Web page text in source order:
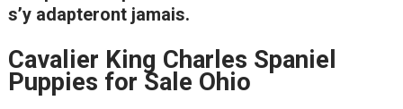
s’y adapteront jamais.
Cavalier King Charles Spaniel
Puppies for Sale Ohio